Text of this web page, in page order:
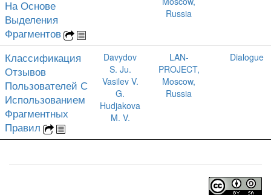
На Основе
Выделения
Фрагментов
Russia
Классификация
Отзывов
Пользователей С
Использованием
Фрагментных
Правил
Davydov
S. Ju.
Vasilev V.
G.
Hudjakova
M. V.
LAN-
PROJECT,
Moscow,
Russia
Dialogue